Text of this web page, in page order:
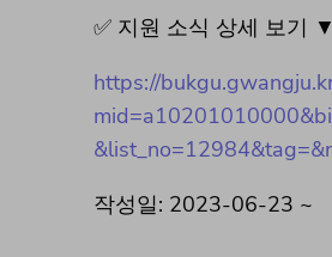
✅ 지원 소식 상세 보기 ▼
https://
작성일: 2023-06-23 ~